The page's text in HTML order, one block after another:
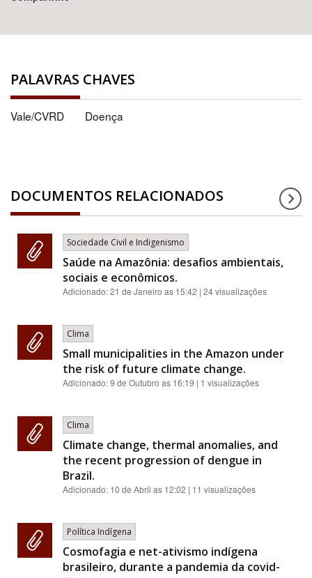
PALAVRAS CHAVES
Vale/CVRD Doença
DOCUMENTOS RELACIONADOS
Sociedade Civil e Indigenismo
Saúde na Amazônia: desafios ambientais,
sociais e econômicos.
Adicionado:21 de Janeiro as 15:42 | 24 visualizações
Clima
Small municipalities in the Amazon under
the risk of future climate change.
Adicionado:9 de Outubro as 16:19 | 1 visualizações
Clima
Climate change, thermal anomalies, and
the recent progression of dengue in
Brazil.
Adicionado: 10 de Abril as 12:02 | 11 visualizações
Política Indígena
Cosmofagia e net-ativismo indígena
brasileiro, durante a pandemia da covid-